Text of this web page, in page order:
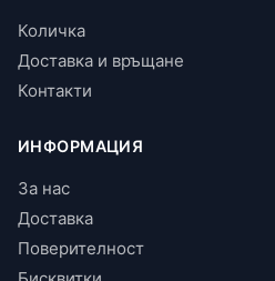
Количка
Доставка и връщане
Контакти
ИНФОРМАЦИЯ
За нас
Доставка
Поверителност